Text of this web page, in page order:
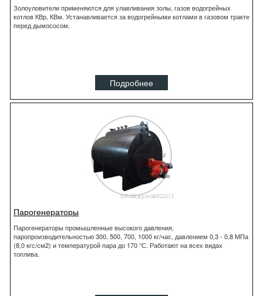
Золоуловители применяются для улавливания золы, газов водогрейных
котлов КВр, КВм. Устанавливается за водогрейными котлами в газовом тракте
перед дымососом.
Подробнее
Парогенераторы
Парогенераторы промышленные высокого давления,
паропроизводительностью 300, 500, 700, 1000 кг/час, давлением 0,3 - 0,8 МПа
(8,0 кгс/см2) и температурой пара до 170 °С. Работают на всех видах
топлива.